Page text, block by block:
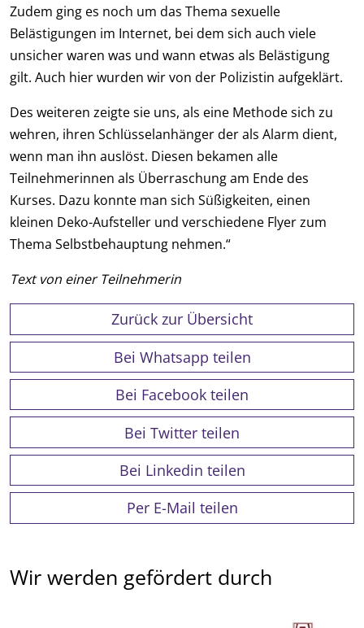
Zudem ging es noch um das Thema sexuelle
Belästigungen im Internet, bei dem sich auch viele
unsicher waren was und wann etwas als Belästigung
gilt. Auch hier wurden wir von der Polizistin aufgeklärt.
Des weiteren zeigte sie uns, als eine Methode sich zu
wehren, ihren Schlüsselanhänger der als Alarm dient,
wenn man ihn auslöst. Diesen bekamen alle
Teilnehmerinnen als Überraschung am Ende des
Kurses. Dazu konnte man sich Süßigkeiten, einen
kleinen Deko-Aufsteller und verschiedene Flyer zum
Thema Selbstbehauptung nehmen.“
Text von einer Teilnehmerin
Zurück zur Übersicht
Bei Whatsapp teilen
Bei Facebook teilen
Bei Twitter teilen
Bei Linkedin teilen
Per E-Mail teilen
Wir werden gefördert durch